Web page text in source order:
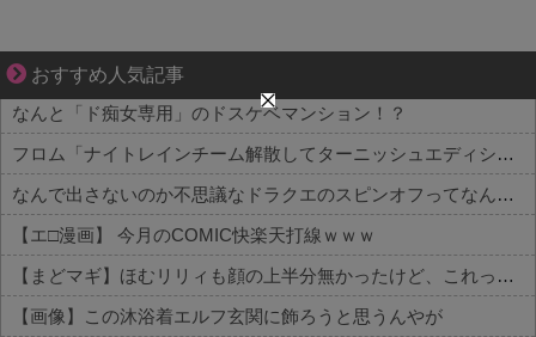
おすすめ人気記事
知らない土地で、主婦は孤独になる
なんと「ド痴女専用」のドスケベマンション！？
フロム「ナイトレインチーム解散してターニッシュエディション完成させました」←これｗｗｗｗ
なんで出さないのか不思議なドラクエのスピンオフってなんかある？
【エ□漫画】 今月のCOMIC快楽天打線ｗｗｗ
【まどマギ】ほむリリィも顔の上半分無かったけど、これって何かの伏線だったりするのかな…
【画像】この沐浴着エルフ玄関に飾ろうと思うんやが